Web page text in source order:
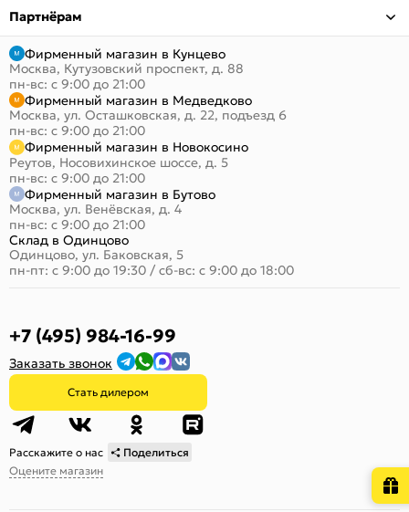
Партнёрам
Фирменный магазин в Кунцево
Москва, Кутузовский проспект, д. 88
пн-вс: с 9:00 до 21:00
Фирменный магазин в Медведково
Москва, ул. Осташковская, д. 22, подъезд 6
пн-вс: с 9:00 до 21:00
Фирменный магазин в Новокосино
Реутов, Носовихинское шоссе, д. 5
пн-вс: с 9:00 до 21:00
Фирменный магазин в Бутово
Москва, ул. Венёвская, д. 4
пн-вс: с 9:00 до 21:00
Склад в Одинцово
Одинцово, ул. Баковская, 5
пн-пт: с 9:00 до 19:30 / сб-вс: с 9:00 до 18:00
+7 (495) 984-16-99
Заказать звонок
Стать дилером
Расскажите о нас
Поделиться
Оцените магазин